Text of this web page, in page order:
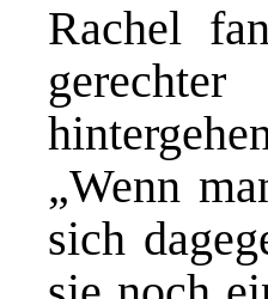
Rachel
„Wenn
sich